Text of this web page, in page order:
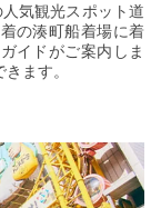
気観光スポット道
の湊町船着場に着
イドがご案内しま
ます。